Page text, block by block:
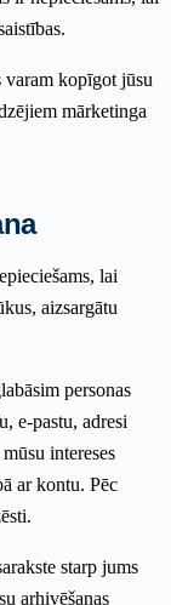
varam kopīgot jūsu
mārketinga
lai
aizsargātu
personas
e-pastu, adresi
intereses
ar kontu. Pēc
starp jums
arhivēšanas